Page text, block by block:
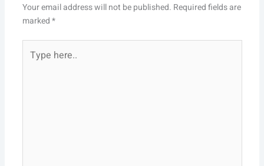
Your email address will not be published. Required fields are
marked*
here..